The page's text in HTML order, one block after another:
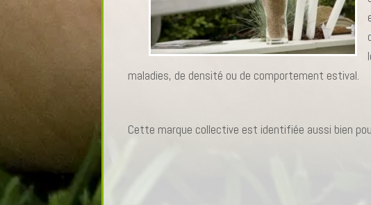
maladies, de densité ou de comportement estival.
Cette marque collective est identifiée aussi bien